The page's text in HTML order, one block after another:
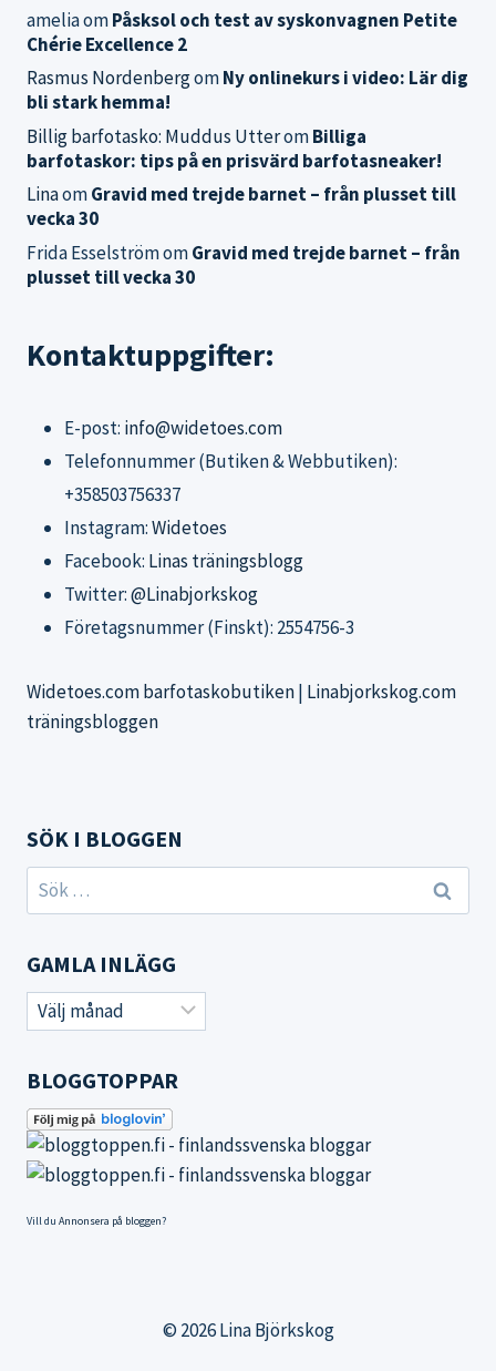
ameliaomPåsksol och test av syskonvagnen Petite
Chérie Excellence 2
Rasmus NordenbergomNy onlinekurs i video: Lär dig
bli stark hemma!
Billig barfotasko: Muddus UtteromBilliga
barfotaskor: tips på en prisvärd barfotasneaker!
LinaomGravid med trejde barnet – från plusset till
vecka 30
Frida EsselströmomGravid med trejde barnet – från
plusset till vecka 30
Kontaktuppgifter:
E-post: info@widetoes.com
Telefonnummer (Butiken & Webbutiken):
+358503756337
Instagram:Widetoes
Facebook: Linas träningsblogg
Twitter:@Linabjorkskog
Företagsnummer (Finskt): 2554756-3
Widetoes.com barfotaskobutiken| Linabjorkskog.com
träningsbloggen
SÖK I BLOGGEN
Sök
efter:
GAMLA INLÄGG
Gamla
inlägg
BLOGGTOPPAR
Vill du Annonsera på bloggen?
© 2026 Lina Björkskog